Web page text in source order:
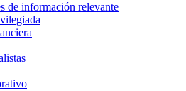
de información relevante